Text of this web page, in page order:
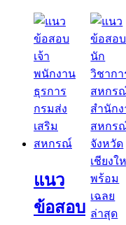
แนว
ข้อสอบ